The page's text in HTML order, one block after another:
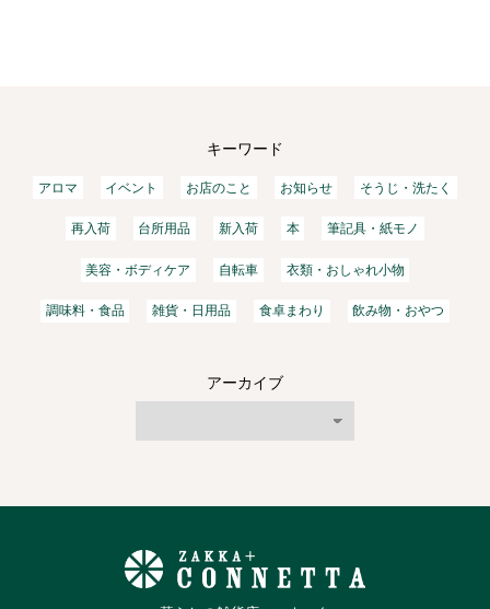
キーワード
アロマ イベント お店のこと お知らせ そうじ・洗たく
再入荷 台所用品 新入荷 本 筆記具・紙モノ
美容・ボディケア 自転車 衣類・おしゃれ小物
調味料・食品 雑貨・日用品 食卓まわり 飲み物・おやつ
アーカイブ